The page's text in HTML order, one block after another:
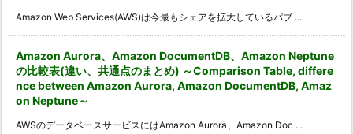
Amazon Web Services(AWS)は今最もシェアを拡大しているパブ ...
Amazon Aurora、Amazon DocumentDB、Amazon Neptune
の比較表(違い、共通点のまとめ) ～Comparison Table, differe
nce between Amazon Aurora, Amazon DocumentDB, Amaz
on Neptune～
AWSのデータベースサービスにはAmazon Aurora、Amazon Doc ...